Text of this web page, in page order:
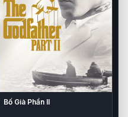
Bố Già Phần II